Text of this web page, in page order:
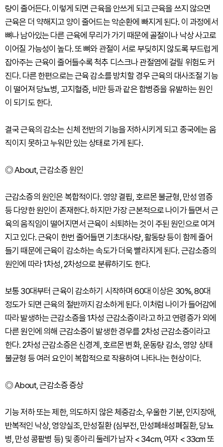
량이 줄어든다. 이렇게 되면 근육을 안쓰게 되고 근육을 쓰지 않으면
근육은 더 약해지고 양이 줄어드는 악순환에 빠지게 된다. 이 과정에서
뼈나 남아있는 다른 근육에 무리가 가기 때문에 골절이나 낙상 사고로
이어질 가능성이 높다. 또 뼈와 관절이 서로 부딪히지 않도록 부드럽게
잡아주는 근육이 줄어들수록 척추 디스크나 관절염에 걸릴 위험도 커
진다. 다른 한편으로는 근육 감소를 방치할 경우 근육의 대사조절 기능
이 떨어져 당뇨병, 고지혈증, 비만 등과 같은 합병증을 유발하는 원인
이 되기도 한다.
결국 근육의 감소는 신체 전반의 기능을 저하시키게 되고 종국에는 움
직이지 못하고 누워만 있는 상태로 가게 된다.
◎ About, 근감소증 원인
근감소증의 원인은 복합적이다. 영양 결핍, 호르몬 불균형, 만성 염증
등 다양한 원인이 존재한다. 하지만 가장 근본적으로 나이가 들면서 근
육의 움직임이 떨어지면서 근육이 쇠퇴하는 것이 주된 원인으로 여겨
지고 있다. 근육이 한번 줄어들면 기초대사량, 활동량 등이 함께 줄어
들기 때문에 근육이 감소하는 속도가 더욱 빨라지게 된다. 근감소증의
원인에 따라 1차성, 2차성으로 분류하기도 한다.
보통 30대부터 근육이 감소하기 시작하며 60대 이상은 30%, 80대
정도가 되면 근육의 절반까지 감소하게 된다. 이처럼 나이가 들어감에
따라 발생하는 근감소증을 1차성 근감소증이라고 하고 연령증가 외에
다른 원인에 의해 근감소증이 발생한 경우를 2차성 근감소증이라고
한다. 2차성 근감소증은 신경계, 호르몬 변화, 운동량 감소, 영양 상태
불균형 등 여러 요인이 복합적으로 작용하여 나타나는 현상이다.
◎ About, 근감소증 증상
기능 저하 또는 제한, 의도하지 않은 체중감소, 우울한 기분, 인지장애,
반복적인 낙상, 영양실조, 만성질환 (심부전, 만성폐쇄성폐질환, 당뇨
병, 만성 콩팥병 등) 및 종아리 둘레가 남자 < 34cm, 여자 < 33cm 또